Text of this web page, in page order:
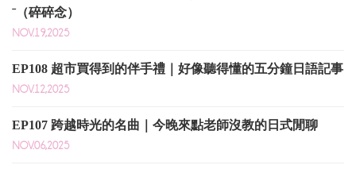
ˉ（碎碎念）
NOV.19,2025
EP108 超市買得到的伴手禮｜好像聽得懂的五分鐘日語記事
NOV.12,2025
EP107 跨越時光的名曲｜今晚來點老師沒教的日式閒聊
NOV.06,2025